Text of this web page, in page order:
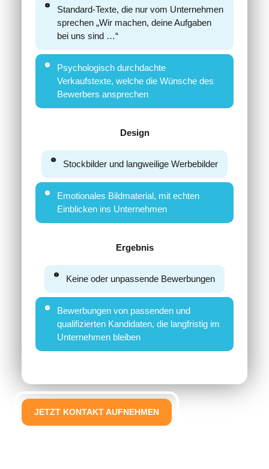
Standard-Texte, die nur vom Unternehmen
sprechen „Wir machen, deine Aufgaben
bei uns sind …“
Psychologisch durchdachte
Verkaufstexte, welche die Wünsche des
Bewerbers ansprechen
Design
Stockbilder und langweilige Werbebilder
Emotionales Bildmaterial, mit echten
Einblicken ins Unternehmen
Ergebnis
Keine oder unpassende Bewerbungen
Bewerbungen von passenden und
qualifizierten Kandidaten, die langfristig im
Unternehmen bleiben
JETZT KONTAKT AUFNEHMEN